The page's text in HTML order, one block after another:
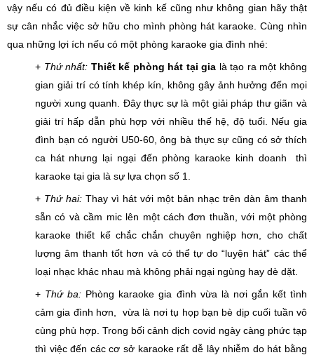
vậy nếu có đủ điều kiện về kinh kế cũng như không gian hãy thật
sự cân nhắc việc sở hữu cho mình phòng hát karaoke. Cùng nhìn
qua những lợi ích nếu có một phòng karaoke gia đình nhé:
+ Thứ nhất: Thiết kế phòng hát tại gia là tạo ra một không
gian giải trí có tính khép kín, không gây ảnh hưởng đến mọi
người xung quanh. Đây thực sự là một giải pháp thư giãn và
giải trí hấp dẫn phù hợp với nhiều thế hệ, độ tuổi. Nếu gia
đình bạn có người U50-60, ông bà thực sự cũng có sở thích
ca hát nhưng lại ngại đến phòng karaoke kinh doanh thì
karaoke tại gia là sự lựa chọn số 1.
+ Thứ hai: Thay vì hát với một bản nhạc trên dàn âm thanh
sẵn có và cầm mic lên một cách đơn thuần, với một phòng
karaoke thiết kế chắc chắn chuyên nghiệp hơn, cho chất
lượng âm thanh tốt hơn và có thể tự do “luyện hát” các thể
loại nhạc khác nhau mà không phải ngại ngùng hay dè dặt.
+ Thứ ba: Phòng karaoke gia đình vừa là nơi gắn kết tình
cảm gia đình hơn, vừa là nơi tụ họp bạn bè dịp cuối tuần vô
cùng phù hợp. Trong bối cảnh dịch covid ngày càng phức tạp
thì việc đến các cơ sở karaoke rất dễ lây nhiễm do hát bằng